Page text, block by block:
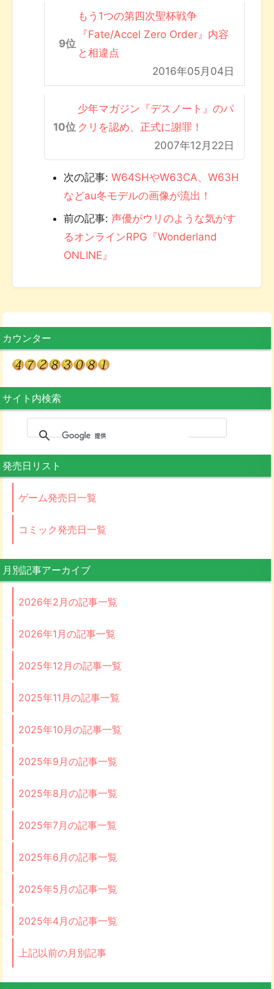
もう1つの第四次聖杯戦争
『Fate/Accel Zero Order』内容
と相違点
2016年05月04日
少年マガジン『デスノート』のパ
クリを認め、正式に謝罪！
2007年12月22日
次の記事: W64SHやW63CA、W63H
などau冬モデルの画像が流出！
前の記事: 声優がウリのような気がす
るオンラインRPG『Wonderland
ONLINE』
カウンター
サイト内検索
発売日リスト
ゲーム発売日一覧
コミック発売日一覧
月別記事アーカイブ
2026年2月の記事一覧
2026年1月の記事一覧
2025年12月の記事一覧
2025年11月の記事一覧
2025年10月の記事一覧
2025年9月の記事一覧
2025年8月の記事一覧
2025年7月の記事一覧
2025年6月の記事一覧
2025年5月の記事一覧
2025年4月の記事一覧
上記以前の月別記事